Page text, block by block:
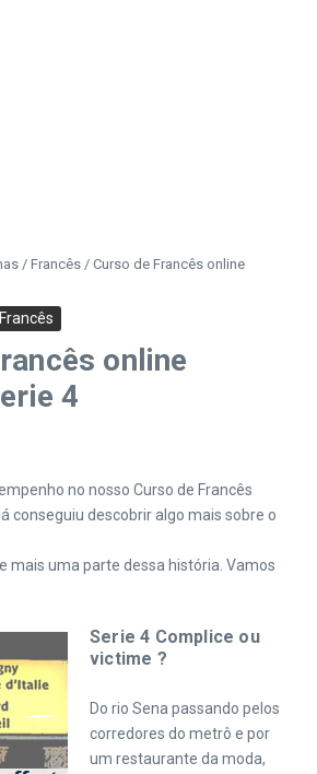
/ Francês / Curso de Francês online
Francês
online
4
no nosso Curso de Francês
conseguiu descobrir algo mais sobre o
mais uma parte dessa história. Vamos
Serie 4 Complice ou
victime ?
Do rio Sena passando pelos
corredores do metrô e por
um restaurante da moda,